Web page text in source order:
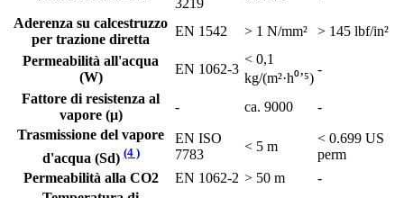
Aderenza su calcestruzzo
per trazione diretta
EN 1542 > 1 N/mm²
> 145 lbf/in²
Permeabilità all'acqua
(W)
EN 1062-3
< 0,1
kg/(m²·h⁰’⁵)
-
Fattore di resistenza al
vapore (μ)
- ca. 9000
-
Trasmissione del vapore
d'acqua (Sd)(4 )
EN ISO
7783
< 5 m
< 0.699 US
perm
Permeabilità alla CO2
EN 1062-2 > 50 m
-